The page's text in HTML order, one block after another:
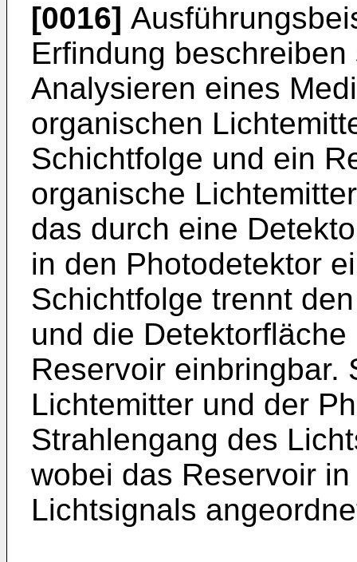
[0016]
Erfindung
Analysieren eines
organischen
Schichtfolge und ein
organische
das durch eine
in den Photodetektor
Schichtfolge trennt
und die
Reservoir einbringbar.
Lichtemitter und der
Strahlengang des
wobei das Reservoir
Lichtsignals